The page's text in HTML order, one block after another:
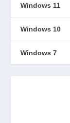
Windows 11
Windows 10
Windows 7